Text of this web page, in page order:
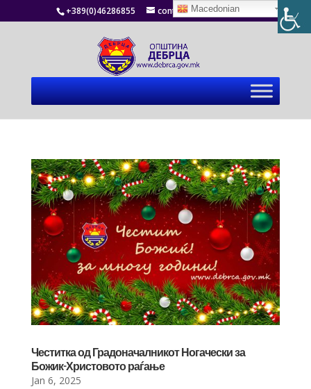
+389(0)46286855 contact@debrca.gov.mk
Честитка од Градоначалникот Ногачески за
Божик-Христовото раѓање
Jan 6, 2025
Macedonian